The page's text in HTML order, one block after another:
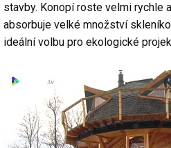
stavby. Konopí roste velmi rychle
absorbuje velké množství
ideální volbu pro ekologické